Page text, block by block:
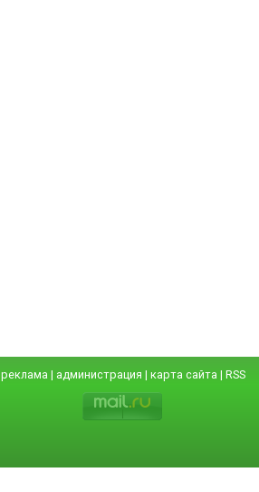
реклама | администрация | карта сайта | RSS